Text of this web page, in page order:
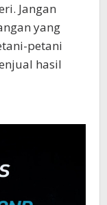
Jangan
yang
petani
hasil